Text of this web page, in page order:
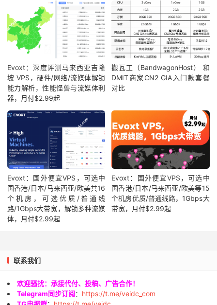
Evoxt：深度评测马来西亚吉隆
坡 VPS，硬件/网络/流媒体解锁
能力解析，性能怪兽与流媒体利
器，月付$2.99起
搬瓦工（BandwagonHost） 和
DMIT商家CN2 GIA入门款套餐
对比
Evoxt：国外便宜VPS，可选中
国香港/日本/马来西亚/欧美共16
个机房，可选优质/普通线
路/1Gbps大带宽，解锁多种流媒
体，月付$2.99起
Evoxt：国外便宜VPS，可选中
国香港/日本/马来西亚/欧美等15
个机房优质/普通线路，1Gbps大
带宽，月付$2.99起
联系我们
欢迎骚扰：承接代付、投稿、广告合作！
Telegram同步订阅： https://t.me/veidc_com